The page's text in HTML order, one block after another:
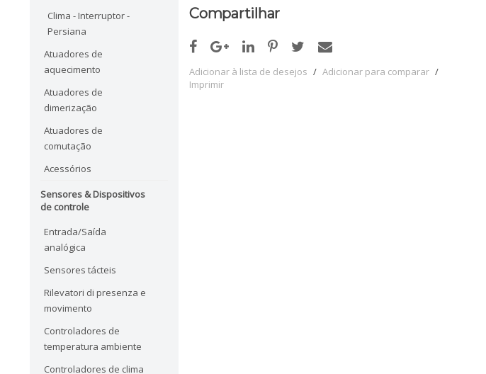
Clima - Interruptor -
Persiana
Atuadores de
aquecimento
Atuadores de
dimerização
Atuadores de
comutação
Acessórios
Sensores & Dispositivos
de controle
Entrada/Saída
analógica
Sensores tácteis
Rilevatori di presenza e
movimento
Controladores de
temperatura ambiente
Controladores de clima
Compartilhar
Adicionar à lista de desejos / Adicionar para comparar /
Imprimir